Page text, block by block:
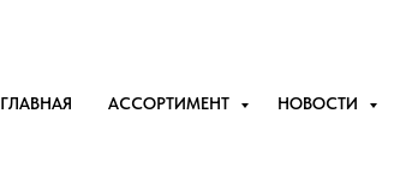
ГЛАВНАЯ АССОРТИМЕНТ НОВОСТИ